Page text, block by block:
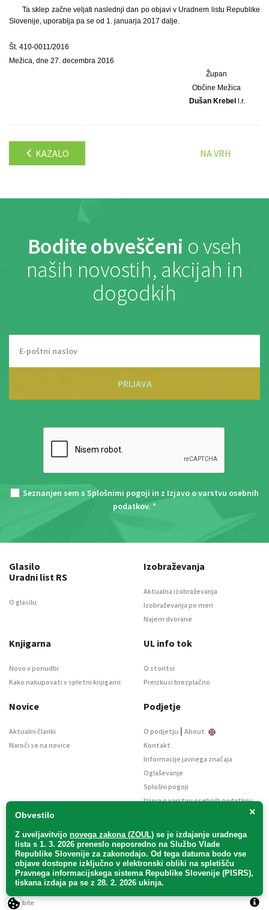
Ta sklep začne veljati naslednji dan po objavi v Uradnem listu Republike
Slovenije, uporablja pa se od 1. januarja 2017 dalje.
Št. 410-0011/2016
Mežica, dne 27. decembra 2016
Župan
Občine Mežica
Dušan Krebel
l.r.
KAZALO NA VRH
Bodite obveščeni o vseh
naših novostih, akcijah in
dogodkih
PRIJAVA
Seznanjen sem s Splošnimi pogoji in z Izjavo o varstvu osebnih
podatkov. *
×
Obvestilo
Z uveljavitvijo novega zakona (ZOUL) se je izdajanje uradnega
lista s 1. 3. 2026 preneslo neposredno na Službo Vlade
Republike Slovenije za zakonodajo. Od tega datuma bodo vse
objave dostopne izključno v elektronski obliki na spletišču
Pravnega informacijskega sistema Republike Slovenije (PISRS),
tiskana izdaja pa se z 28. 2. 2026 ukinja.
Glasilo
Uradni list RS
O glasilu
Izobraževanja
Aktualna izobraževanja
Izobraževanja po meri
Najem dvorane
Knjigarna
Novo v ponudbi
Kako nakupovati v spletni knjigarni
UL info tok
O storitvi
Preizkusi brezplačno
Novice
Aktualni članki
Naroči se na novice
Podjetje
O podjetju | About
Kontakt
Informacije javnega značaja
Oglaševanje
Splošni pogoji
Izjava o varstvu osebnih podatkov
Uradni list d. o. o. – v likvidaciji / Vse pravice pridržane.
2Mobile